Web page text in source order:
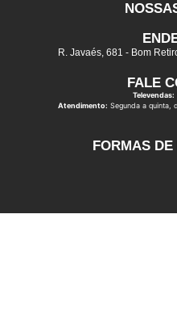
R. Javaés, 681 - Bom
FALE
Televendas:
Atendimento: Segunda a quinta,
FORMAS